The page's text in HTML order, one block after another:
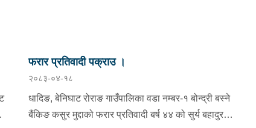
फरार प्रतिवादी पक्राउ ।
२०८३-०४-१८
धादिङ, बेनिघाट रोराङ गाउँपालिका वडा नम्बर-१ बोन्द्री बस्ने
बैंकिङ कसुर मुद्दाको फरार प्रतिवादी बर्ष ४४ को सुर्य बहादुर